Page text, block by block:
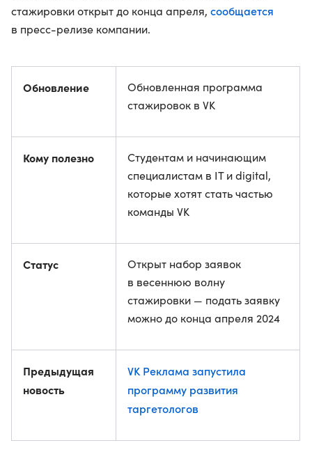
стажировки открыт до конца апреля, сообщается
в пресс-релизе компании.
Обновление
Обновленная программа
стажировок в VK
Кому полезно
Студентам и начинающим
специалистам в IT и digital,
которые хотят стать частью
команды VK
Статус
Открыт набор заявок
в весеннюю волну
стажировки — подать заявку
можно до конца апреля 2024
Предыдущая
новость
VK Реклама запустила
программу развития
таргетологов